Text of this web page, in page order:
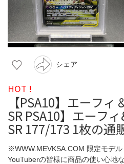
シェア
HOT !
【PSA10】エーフ
SR PSA10】エーフ
SR 177/173 1枚の通
※WWW.MEVKSA.COM 限定モデル
YouTuberの皆様に商品の使い心地